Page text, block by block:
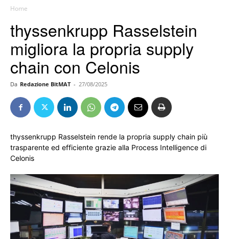
Home
thyssenkrupp Rasselstein
migliora la propria supply
chain con Celonis
Da Redazione BitMAT - 27/08/2025
thyssenkrupp Rasselstein rende la propria supply chain più
trasparente ed efficiente grazie alla Process Intelligence di
Celonis